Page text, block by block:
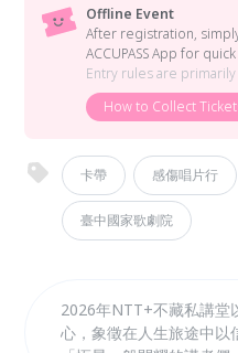
Offline Event
After registration,
ACCUPASS App for
Entry rules are
How to Collect
卡帶 感傷唱片行
臺中國家歌劇院
2026年NTT+不藏私講堂
心，象徵在人生旅途中以